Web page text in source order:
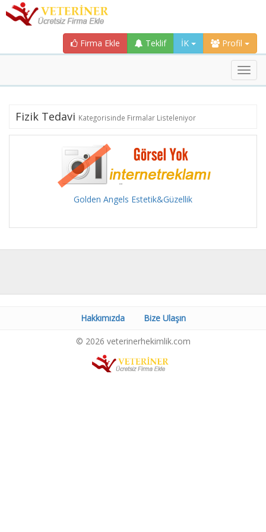
Firma Ekle Teklif İK Profil
Fizik Tedavi Kategorisinde Firmalar Listeleniyor
Golden Angels Estetik&Güzellik
Hakkımızda Bize Ulaşın
© 2026 veterinerhekimlik.com